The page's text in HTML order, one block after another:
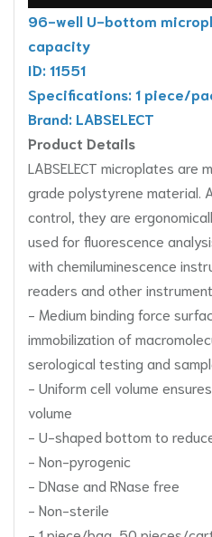
96-well U-bottom
capacity
ID: 11551
Specifications: 1 piece/
Brand: LABSELECT
Product Details
LABSELECT microplates are
grade polystyrene material.
control, they are
used for fluorescence
with chemiluminescence
readers and other
- Medium binding force
immobilization of
serological testing and
- Uniform cell volume
volume
- U-shaped bottom to
- Non-pyrogenic
- DNase and RNase free
- Non-sterile